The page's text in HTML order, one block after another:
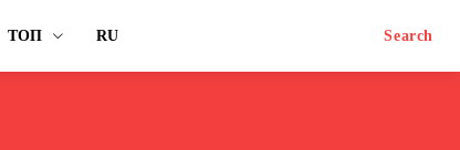
ТОП RU Search